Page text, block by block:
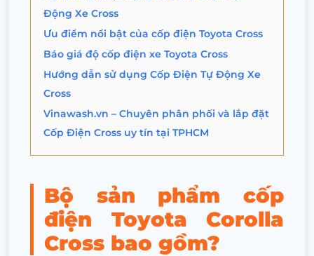
Động Xe Cross
Ưu điểm nổi bật của cốp điện Toyota Cross
Báo giá độ cốp điện xe Toyota Cross
Hướng dẫn sử dụng Cốp Điện Tự Động Xe
Cross
Vinawash.vn – Chuyên phân phối và lắp đặt
Cốp Điện Cross uy tín tại TPHCM
Bộ sản phẩm cốp
điện Toyota Corolla
Cross bao gồm?